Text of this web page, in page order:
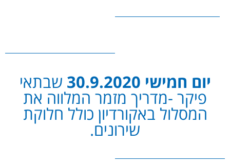
יום חמישי 30.9.2020 שבתאי
פיקר -מדריך מזמר המלווה את
המסלול באקורדיון כולל חלוקת
שירונים.